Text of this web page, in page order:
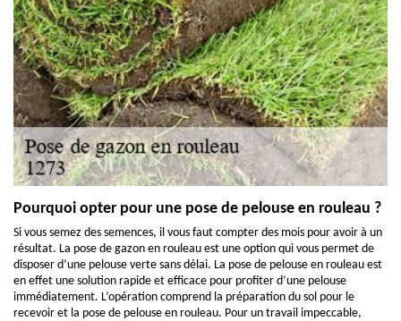
Pourquoi opter pour une pose de pelouse en rouleau ?
Si vous semez des semences, il vous faut compter des mois pour avoir à un
résultat. La pose de gazon en rouleau est une option qui vous permet de
disposer d’une pelouse verte sans délai. La pose de pelouse en rouleau est
en effet une solution rapide et efficace pour profiter d’une pelouse
immédiatement. L’opération comprend la préparation du sol pour le
recevoir et la pose de pelouse en rouleau. Pour un travail impeccable,